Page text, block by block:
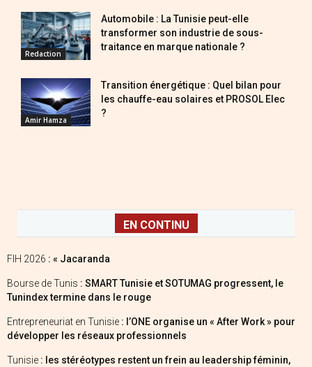
Redaction
Automobile : La Tunisie peut-elle
transformer son industrie de sous-
traitance en marque nationale ?
Amir Hamza
Transition énergétique : Quel bilan pour
les chauffe-eau solaires et PROSOL Elec
?
EN CONTINU
FIH 2026 : « Jacaranda
Bourse de Tunis : SMART Tunisie et SOTUMAG progressent, le
Tunindex termine dans le rouge
Entrepreneuriat en Tunisie : l’ONE organise un « After Work » pour
développer les réseaux professionnels
Tunisie : les stéréotypes restent un frein au leadership féminin,